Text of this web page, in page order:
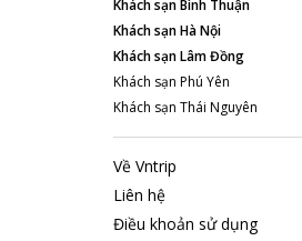
Khách sạnBình Thuận
Khách sạnHà Nội
Khách sạnLâm Đồng
Khách sạn Phú Yên
Khách sạn Thái Nguyên
Về Vntrip
Liên hệ
Điều khoản sử dụng